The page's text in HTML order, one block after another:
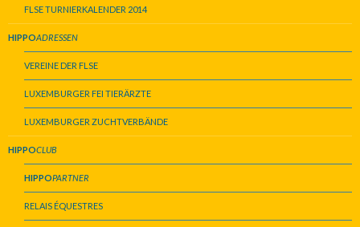
FLSE TURNIERKALENDER 2014
HIPPOADRESSEN
VEREINE DER FLSE
LUXEMBURGER FEI TIERÄRZTE
LUXEMBURGER ZUCHTVERBÄNDE
HIPPOCLUB
HIPPOPARTNER
RELAIS ÉQUESTRES